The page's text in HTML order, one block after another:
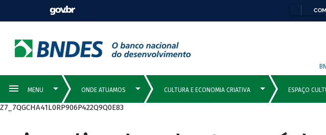
Z7_7QGCHA41L0RP906P422Q9Q0E83